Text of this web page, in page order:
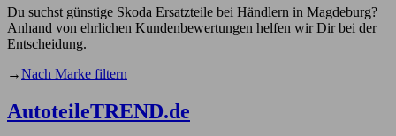
Du suchst günstige Skoda Ersatzteile bei Händlern in Magdeburg?
Anhand von ehrlichen Kundenbewertungen helfen wir Dir bei der
Entscheidung.
→Nach Marke filtern
AutoteileTREND.de